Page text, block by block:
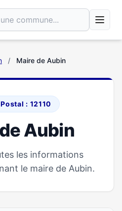
/ Maire de Aubin
: 12110
Aubin
les informations
le maire de Aubin.